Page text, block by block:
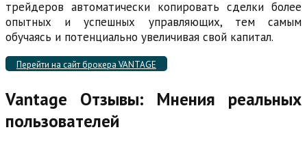
трейдеров автоматически копировать сделки более
опытных и успешных управляющих, тем самым
обучаясь и потенциально увеличивая свой капитал.
Перейти на сайт брокера VANTAGE
Vantage Отзывы: Мнения реальных
пользователей